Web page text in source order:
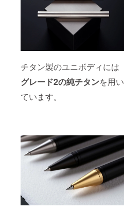
チタン製のユニボディには
グレード2の純チタンを用い
ています。